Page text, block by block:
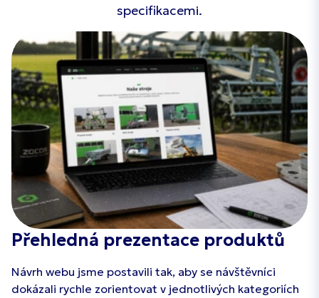
specifikacemi.
Přehledná prezentace produktů
Návrh webu jsme postavili tak, aby se návštěvníci
dokázali rychle zorientovat v jednotlivých kategoriích